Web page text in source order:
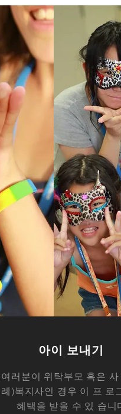
아이 보내기
여러분이 위탁부모 혹은
례)복지사인 경우 이 프 로
혜택을 받을 수 있 습니